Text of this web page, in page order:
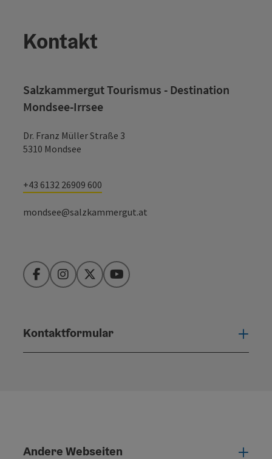
Kontakt
Salzkammergut Tourismus - Destination
Mondsee-Irrsee
Dr. Franz Müller Straße 3
5310 Mondsee
+43 6132 26909 600
mondsee@salzkammergut.at
FacebookInstagram
TwitterYouTube
Kontaktformular
Andere Webseiten